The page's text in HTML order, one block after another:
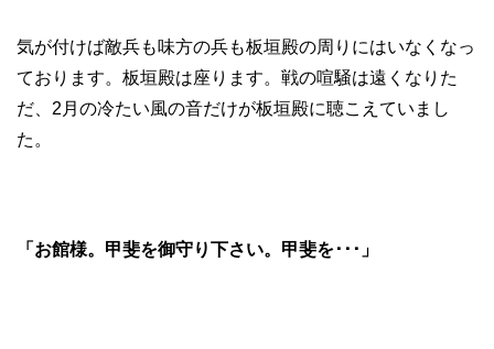
気が付けば敵兵も味方の兵も板垣殿の周りにはいなくなっ
ております。板垣殿は座ります。戦の喧騒は遠くなりた
だ、2月の冷たい風の音だけが板垣殿に聴こえていまし
た。
「お館様。甲斐を御守り下さい。甲斐を･･･」